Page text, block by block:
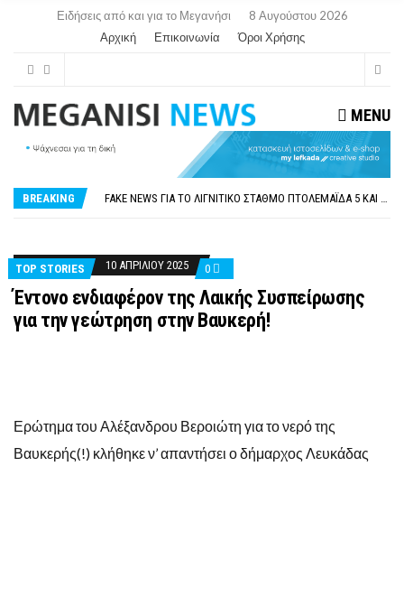
Ειδήσεις από και για το Μεγανήσι
8 Αυγούστου 2026
Αρχική
Επικοινωνία Όροι Χρήσης
MENU
BREAKING
ΟΡΙΣΤΙΚΆ ΧΩΡΊΣ ΑΚΤΟΠΛΟΙΚΗ ΣΎΝΔΕΣΗ ΦΈΤΟΣ ΤΟ ΚΑΛΟΚΑΊΡΙ ΤΑ ΙΌΝΙΑ
TOP STORIES 10 ΑΠΡΙΛΊΟΥ 2025 0
Έντονο ενδιαφέρον της Λαικής Συσπείρωσης
για την γεώτρηση στην Βαυκερή!
Ερώτημα του Αλέξανδρου Βεροιώτη για το νερό της
Βαυκερής(!) κλήθηκε ν’ απαντήσει ο δήμαρχος Λευκάδας